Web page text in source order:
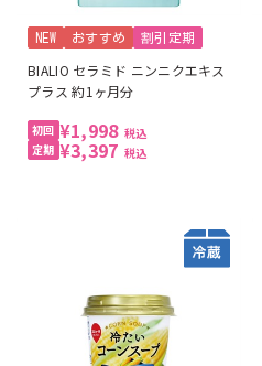
NEW おすすめ 割引定期
BIALIO セラミド ニンニクエキス
プラス 約1ヶ月分
¥1,998 税込
¥3,397 税込